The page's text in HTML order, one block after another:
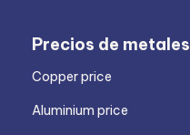
Precios de metales
Copper price
Aluminium price